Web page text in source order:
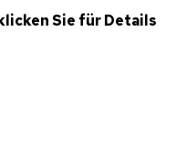
Sie für Details